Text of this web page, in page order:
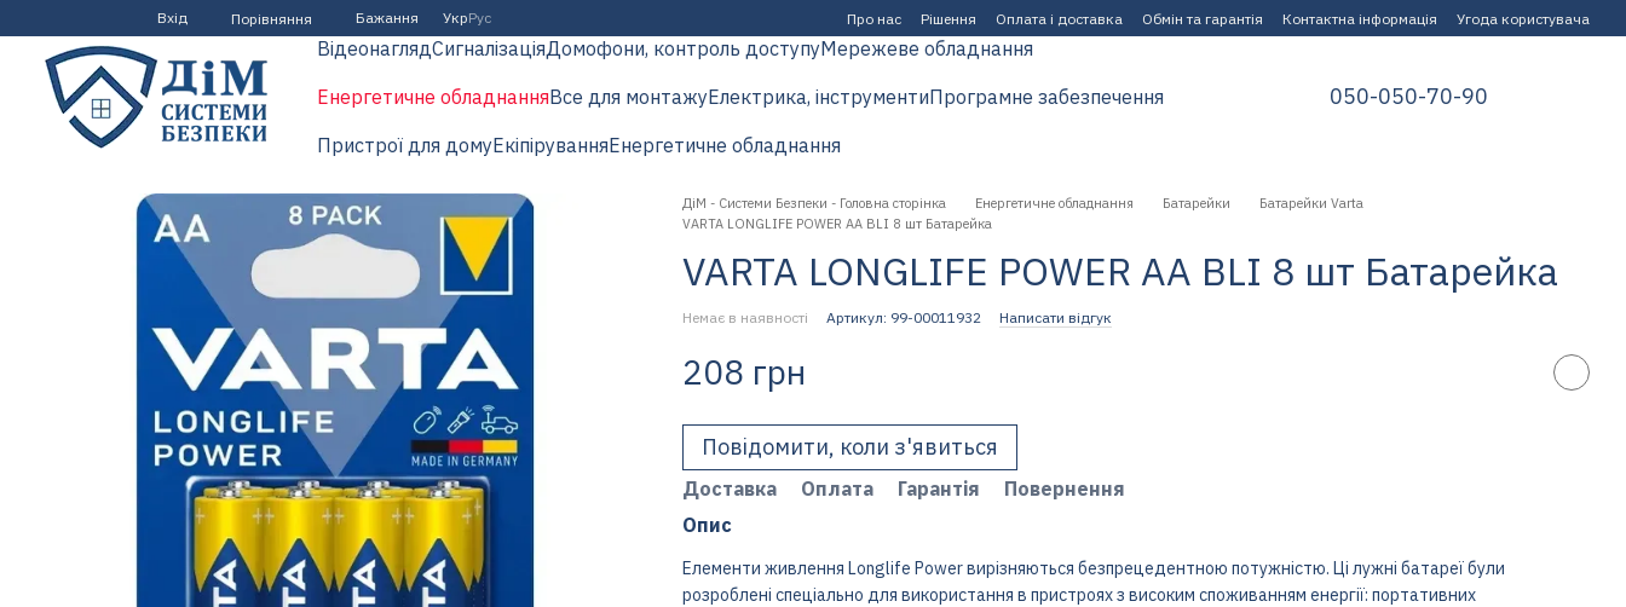
Перейти до основного контенту
Вхід Порівняння Бажання УкрРус Про нас Рішення Оплата і доставка Обмін та гарантія Контактна інформація Угода користувача
ВідеонаглядСигналізаціяДомофони, контроль доступуМережеве обладнання
Енергетичне обладнанняВсе для монтажуЕлектрика, інструментиПрограмне забезпечення
Пристрої для домуЕкіпіруванняЕнергетичне обладнання
050-050-70-90
ДіМ - Системи Безпеки - Головна сторінка Енергетичне обладнання Батарейки
Батарейки Varta
VARTA LONGLIFE POWER AA BLI 8 шт Батарейка
VARTA LONGLIFE POWER AA BLI 8 шт Батарейка
Немає в наявності Артикул: 99-00011932 Написати відгук
208 грн
Повідомити, коли з'явиться
Доставка Оплата Гарантія
Повернення
Опис
Елементи живлення Longlife Power вирізняються безпрецедентною потужністю. Ці лужні батареї були
розроблені спеціально для використання в пристроях з високим споживанням енергії: портативних